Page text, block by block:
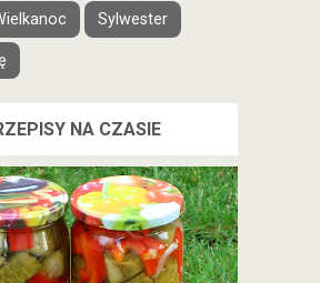
Sylwester
NA CZASIE